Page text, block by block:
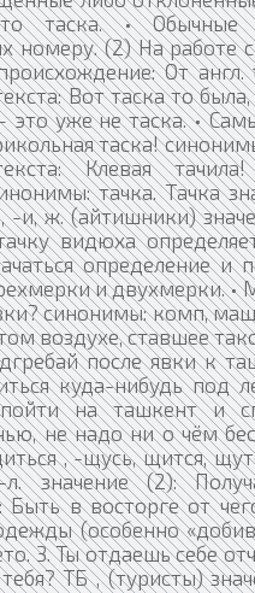
таска. • Обычные
номеру. (2) На работе
От англ.
Вот таска то
уже не таска. •
таска!
Клевая
тачка. Тачка
, -и, ж. (айтишники)
видюха
определение и
и двухмерки. •
синонимы: комп,
воздухе, ставшее
после явки к
куда-нибудь под
на ташкент и
не надо ни о чём
, -щусь, щится,
значение (2):
Быть в восторге от
(особенно
3. Ты отдаешь себе
ТБ , (туристы)